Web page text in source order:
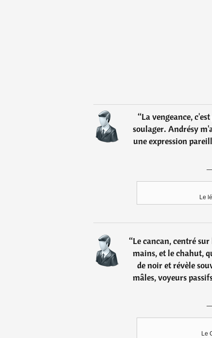
“La vengeance,
soulager. Andrésy
une expression
Le
“Le cancan, centré
mains, et le chahut,
de noir et révèle
mâles, voyeurs
Le